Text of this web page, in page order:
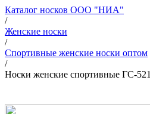
Каталог носков ООО "НИА"
/
Женские носки
/
Спортивные женские носки оптом
/
Носки женские спортивные ГС-521